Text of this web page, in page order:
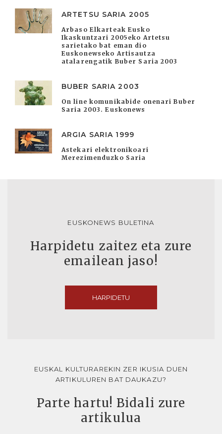
ARTETSU SARIA 2005
Arbaso Elkarteak Eusko
Ikaskuntzari 2005eko Artetsu
sarietako bat eman dio
Euskonewseko Artisautza
atalarengatik Buber Saria 2003
BUBER SARIA 2003
On line komunikabide onenari Buber
Saria 2003. Euskonews
ARGIA SARIA 1999
Astekari elektronikoari
Merezimenduzko Saria
EUSKONEWS BULETINA
Harpidetu zaitez eta zure
emailean jaso!
HARPIDETU
EUSKAL KULTURAREKIN ZER IKUSIA DUEN
ARTIKULUREN BAT DAUKAZU?
Parte hartu! Bidali zure
artikulua